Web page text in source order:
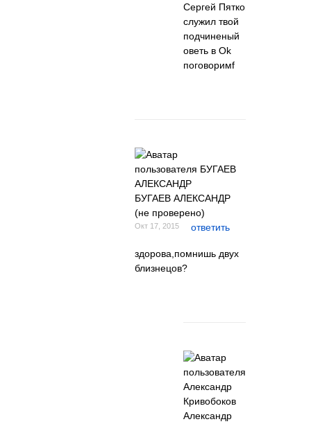
Сергей Пятков бч
служил твой
подчиненый
оветь в Ok
поговоримf
БУГАЕВ АЛЕКСАНДР
(не проверено)
Окт 17, 2015 ответить
здорова,помнишь двух
близнецов?
Александр